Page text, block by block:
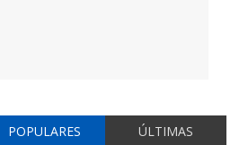
POPULARES ÚLTIMAS